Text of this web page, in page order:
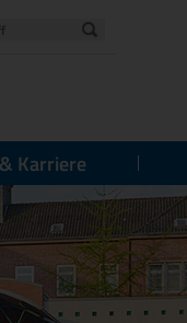
Karriere